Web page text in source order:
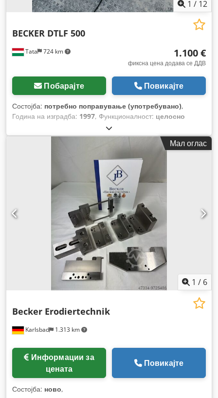
1 / 12
Tata 724 km
BECKER DTLF 500
1.100 €
фиксна цена додава се ДДВ
Побарајте Повикајте
Состојба: потребно поправување (употребувано),
Година на изградба: 1997, Функционалност: целосно
18 kW (24,47 коњски сили)
ладење:воздух,
Мал оглас
1 / 6
Karlsbad 1.313 km
Becker Erodiertechnik
цената
Повикајте
Состојба: ново,